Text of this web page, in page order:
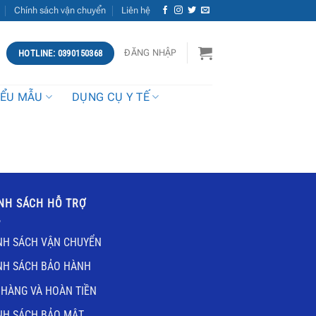
Chính sách vận chuyển Liên hệ
HOTLINE: 0390150368 ĐĂNG NHẬP
MẪU DỤNG CỤ Y TẾ
SÁCH HỖ TRỢ
SÁCH VẬN CHUYỂN
SÁCH BẢO HÀNH
VÀ HOÀN TIỀN